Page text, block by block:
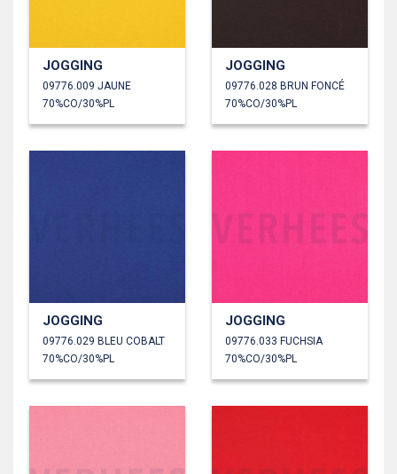
JOGGING
09776.009 JAUNE
70%CO/30%PL
JOGGING
09776.028 BRUN FONCÉ
70%CO/30%PL
JOGGING
09776.029 BLEU COBALT
70%CO/30%PL
JOGGING
09776.033 FUCHSIA
70%CO/30%PL